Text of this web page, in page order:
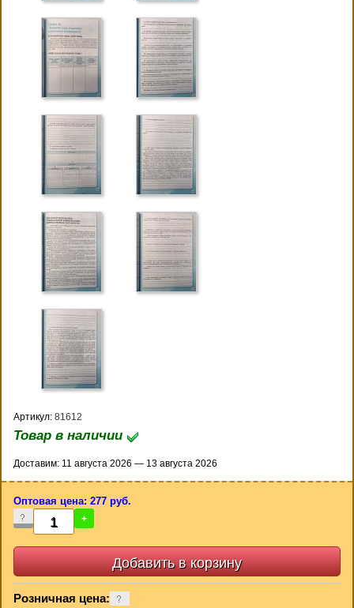
Артикул: 81612
Товар в наличии
Доставим: 11 августа 2026 — 13 августа 2026
Оптовая цена: 277 руб.
- +
Розничная цена: